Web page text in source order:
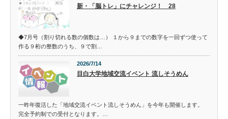
新・「脳トレ」にチャレンジ！ 28
◆7月号（割り切れる数の個数は…） １から９までの数字を一回ずつ使って
作る９桁の整数のうち、９で割…
2026/7/14
目白大学地域交流イベント 流しそうめん
一昨年復活した「地域交流イベント流しそうめん」を今年も開催します。
完全予約制での受付となります。…